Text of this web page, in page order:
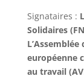
Signataires :
Solidaires
L’Assemblée
européenne
au travail